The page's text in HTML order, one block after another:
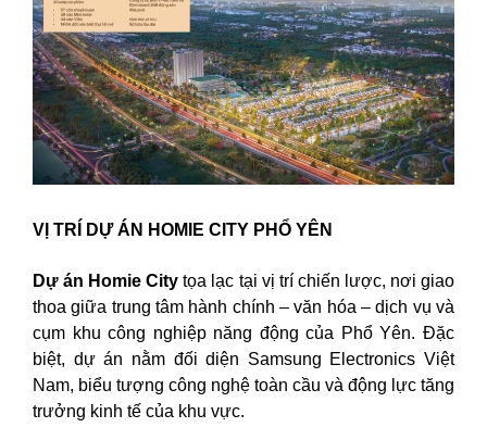
VỊ TRÍ DỰ ÁN HOMIE CITY PHỔ YÊN
Dự án Homie City tọa lạc tại vị trí chiến lược, nơi giao
thoa giữa trung tâm hành chính – văn hóa – dịch vụ và
cụm khu công nghiệp năng động của Phổ Yên. Đặc
biệt, dự án nằm đối diện Samsung Electronics Việt
Nam, biểu tượng công nghệ toàn cầu và động lực tăng
trưởng kinh tế của khu vực.